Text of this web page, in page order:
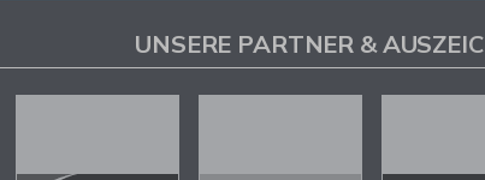
UNSERE PARTNER &